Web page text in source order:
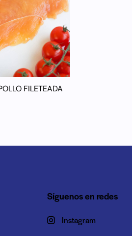
FILETEADA
Síguenos en redes
Instagram